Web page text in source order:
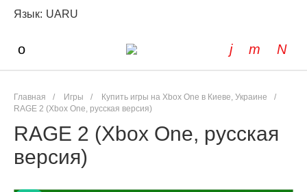
Язык: UARU
Главная / Игры / Купить игры на Xbox One в Киеве, Украине
/
RAGE 2 (Xbox One, русская версия)
RAGE 2 (Xbox One, русская
версия)